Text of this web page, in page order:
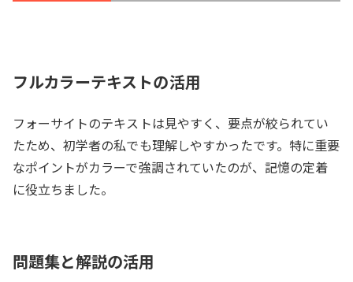
フルカラーテキストの活用
フォーサイトのテキストは見やすく、要点が絞られてい
たため、初学者の私でも理解しやすかったです。特に重要
なポイントがカラーで強調されていたのが、記憶の定着
に役立ちました。
問題集と解説の活用